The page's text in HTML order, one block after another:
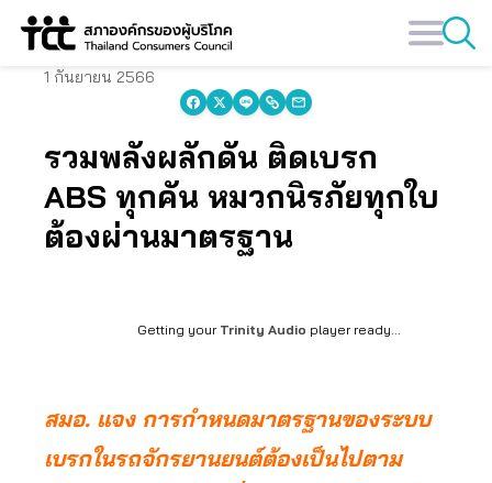
Skip
content
1 กันยายน 2566
รวมพลังผลักดัน ติดเบรก
ABS ทุกคัน หมวกนิรภัยทุกใบ
ต้องผ่านมาตรฐาน
Getting your Trinity Audio player ready...
สมอ. แจง การกำหนดมาตรฐานของระบบ
เบรกในรถจักรยานยนต์ต้องเป็นไปตาม